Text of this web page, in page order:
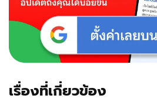
เรื่องที่เกี่ยวข้อง